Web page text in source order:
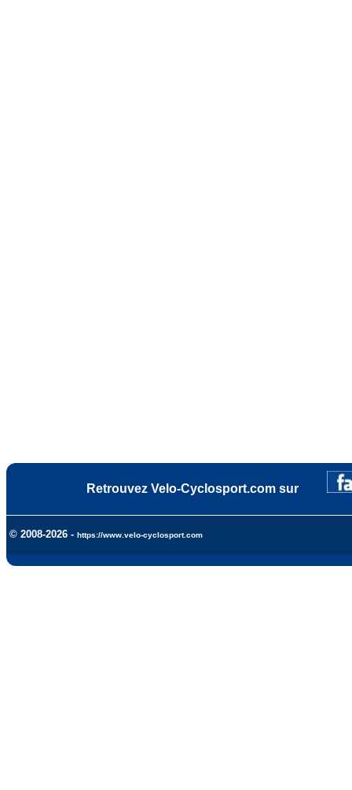
Retrouvez Velo-Cyclosport.com sur
© 2008-2026 - https://www.velo-cyclosport.com